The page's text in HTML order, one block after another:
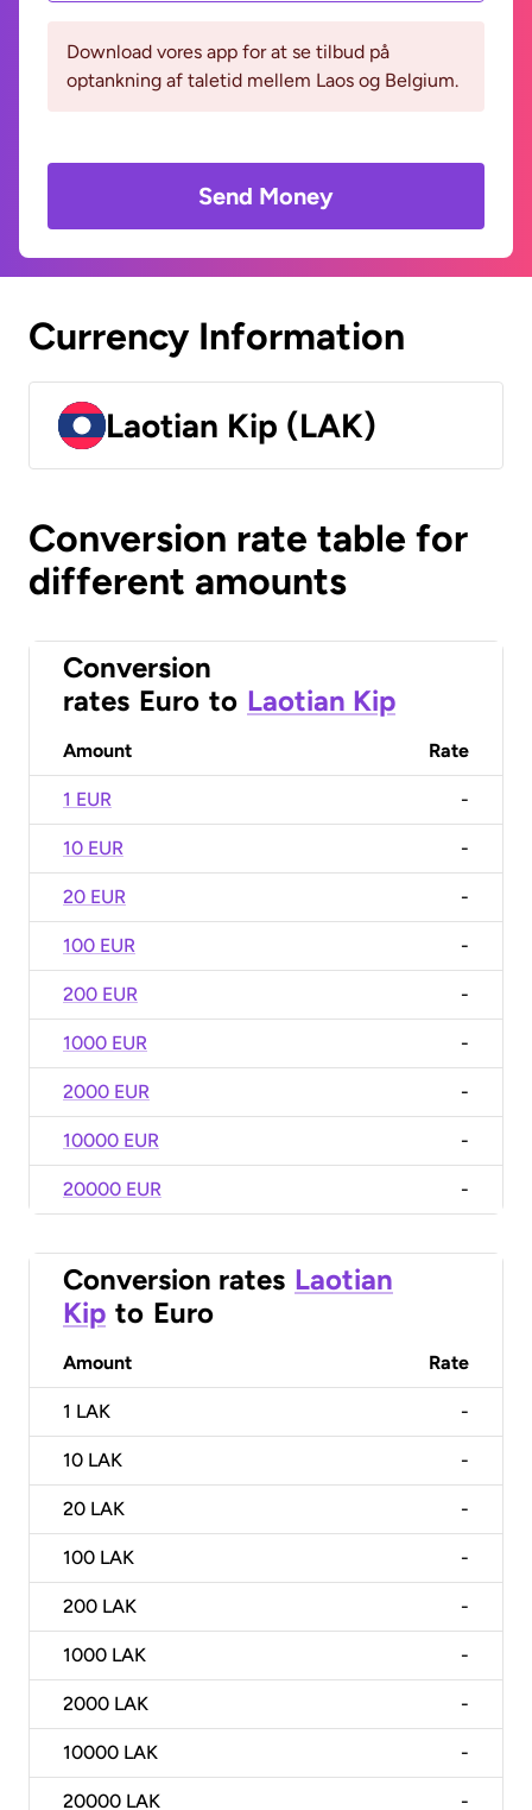
Download vores app for at se tilbud på
optankning af taletid mellem Laos og Belgium.
Send Money
Currency Information
Laotian Kip (LAK)
Conversion rate table for
different amounts
Conversion
rates Euro to Laotian Kip
Amount Rate
1 EUR -
10 EUR -
20 EUR -
100 EUR -
200 EUR -
1000 EUR -
2000 EUR -
10000 EUR -
20000 EUR -
Conversion rates Laotian
Kip to Euro
Amount Rate
1 LAK -
10 LAK -
20 LAK -
100 LAK -
200 LAK -
1000 LAK -
2000 LAK -
10000 LAK -
20000 LAK -